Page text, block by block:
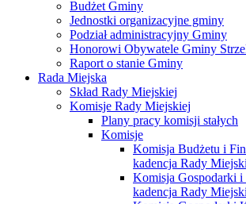
Budżet Gminy
Jednostki organizacyjne gminy
Podział administracyjny Gminy
Honorowi Obywatele Gminy
Raport o stanie Gminy
Rada Miejska
Skład Rady Miejskiej
Komisje Rady Miejskiej
Plany pracy komisji stałych
Komisje
Komisja Budżetu i
kadencja Rady
Komisja Gospodarki
kadencja Rady